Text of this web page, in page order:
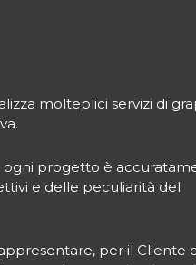
molteplici servizi di
ogni progetto è
e delle peculiarità del
per il Cliente